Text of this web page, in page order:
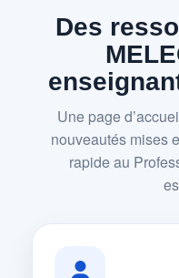
Des
Une page
nouveautés mises
rapide au